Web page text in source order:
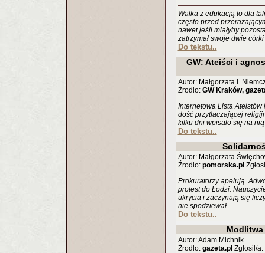
Walka z edukacją to dla
często przed
nawet jeśli miałyby
zatrzymał swoje dwie
Do tekstu..
GW: Ateiści i
Autor: Małgorzata I.
Źrodło: GW Kraków,
Internetowa Lista Ateistów
dość przytłaczającej
kilku dni wpisało się na
Do tekstu..
Autor: Małgorzata
Źrodło: pomorska.pl
Prokuratorzy apelują.
protest do Łodzi.
ukrycia i zaczynają się
nie spodziewał.
Do tekstu..
Modlitwa
Autor: Adam Michnik
Źrodło: gazeta.pl Zgłosił/